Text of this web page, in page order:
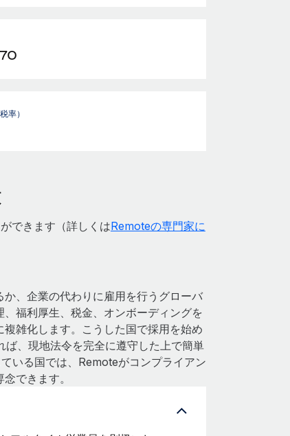
率）
できます（詳しくはRemoteの専門家に
、企業の代わりに雇用を行うグローバ
福利厚生、税金、オンボーディングを
雑化します。こうした国で採用を始め
、現地法令を完全に遵守した上で簡単
いる国では、Remoteがコンプライアン
できます。